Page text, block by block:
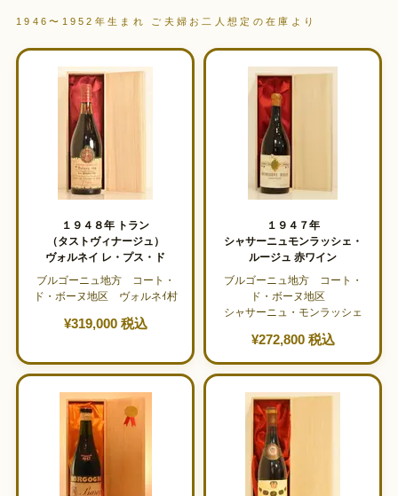
1946〜1952年生まれ ご夫婦お二人想定の在庫より
１９４８年 トラン
（タストヴィナージュ）
ヴォルネイ レ・プス・ド
ブルゴーニュ地方 コート・
ド・ボーヌ地区 ヴォルネｲ村
¥319,000 税込
１９４７年
シャサーニュモンラッシェ・
ルージュ 赤ワイン
ブルゴーニュ地方 コート・
ド・ボーヌ地区
シャサーニュ・モンラッシェ
¥272,800 税込